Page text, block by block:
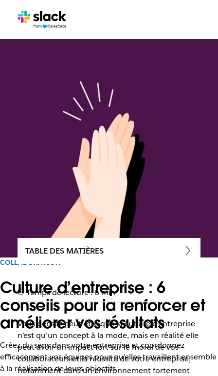
COLLABORATION
Culture d’entreprise : 6
conseils pour la renforcer et
améliorer vos résultats
Créez du sens dans votre entreprise et coordonnez
efficacement vos équipes pour qu’elles travaillent ensemble
à la réalisation de leurs objectifs
TABLE DES MATIÈRES
Temps de lecture : 6 min
Vous pensez peut-être que la culture d’entreprise
n’est qu’un concept à la mode, mais en réalité elle
peut avoir un impact fort sur le moral de vos
collaborateurs et la réussite de votre entreprise,
notamment dans un environnement fortement